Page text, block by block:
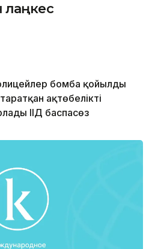
лаңкес
бомба қойылды
ақтөбелікті
ІІД баспасөз